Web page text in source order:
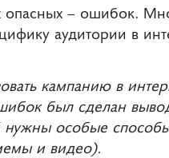
опасных – ошибок.
аудитории в
кампанию в
был сделан
особые
и видео).